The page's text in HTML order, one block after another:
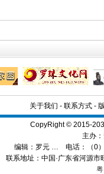
关于我们 - 联系方式-
CopyRight © 2015-
主办：
编辑： 罗元 … 电话：（0
联系地址：中国·广东省河源